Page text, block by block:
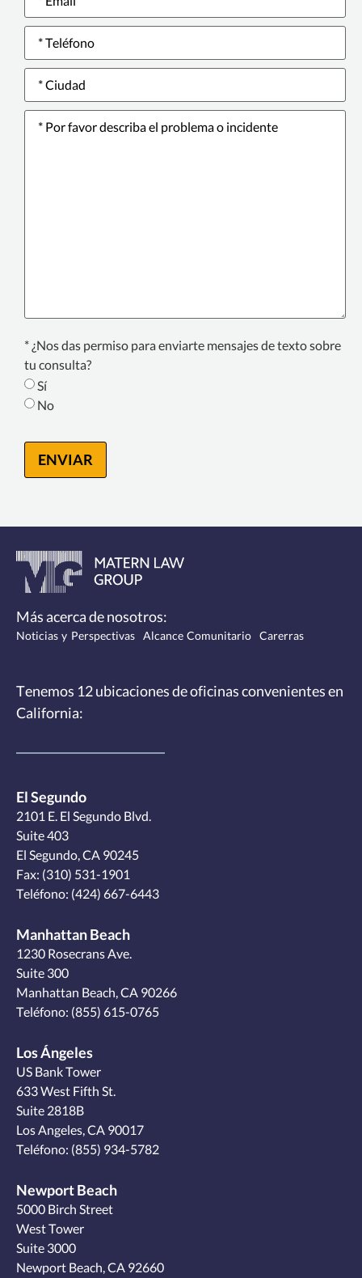
Phone
number*
Ciudad
Please
describe
Texting
Consent*
* ¿Nos das permiso para enviarte mensajes de texto sobre
tu consulta?
Sí
No
ENVIAR
Más acerca de nosotros:
Noticias y Perspectivas Alcance Comunitario Carerras
Tenemos 12ubicaciones de oficinas convenientesen
California:
El Segundo
2101 E. El Segundo Blvd.
Suite 403
El Segundo, CA 90245
Fax: (310) 531-1901
Teléfono: (424) 667-6443
Manhattan Beach
1230 Rosecrans Ave.
Suite 300
Manhattan Beach, CA 90266
Teléfono: (855) 615-0765
Los Ángeles
US Bank Tower
633 West Fifth St.
Suite 2818B
Los Angeles, CA 90017
Teléfono: (855) 934-5782
Newport Beach
5000 Birch Street
West Tower
Suite 3000
Newport Beach, CA 92660